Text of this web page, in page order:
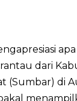
dari
(Sumbar) di